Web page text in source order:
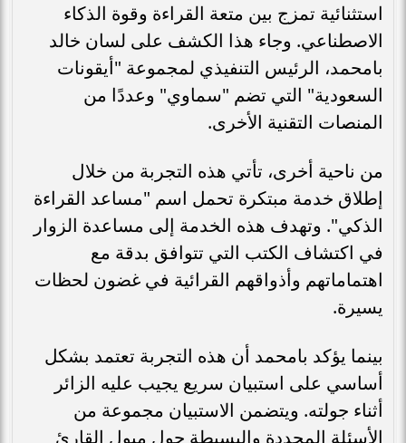
استثنائية تمزج بين متعة القراءة وقوة الذكاء
الاصطناعي. وجاء هذا الكشف على لسان خالد
بامحمد، الرئيس التنفيذي لمجموعة "أيقونات
السعودية" التي تضم "سماوي" وعددًا من
المنصات التقنية الأخرى.
من ناحية أخرى، تأتي هذه التجربة من خلال
إطلاق خدمة مبتكرة تحمل اسم "مساعد القراءة
الذكي". وتهدف هذه الخدمة إلى مساعدة الزوار
في اكتشاف الكتب التي تتوافق بدقة مع
اهتماماتهم وأذواقهم القرائية في غضون لحظات
يسيرة.
بينما يؤكد بامحمد أن هذه التجربة تعتمد بشكل
أساسي على استبيان سريع يجيب عليه الزائر
أثناء جولته. ويتضمن الاستبيان مجموعة من
الأسئلة المحددة والبسيطة حول ميول القارئ